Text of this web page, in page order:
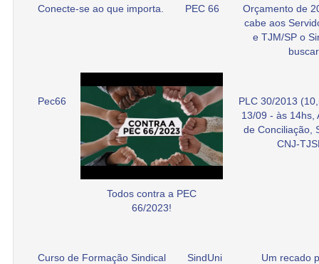
Conecte-se ao que importa. PEC 66
Orçamento de
cabe aos
e TJM/SP o
Pec66
Todos contra a PEC
66/2023!
PLC 30/2013
13/09 - às 14hs,
de Conciliação,
CNJ-
Curso de Formação Sindical
SindUni
Um recado